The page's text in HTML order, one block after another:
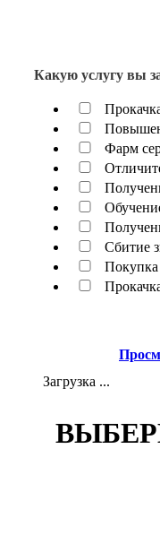
Какую услугу вы
Фарм
Сбитие
Покупка
Загрузка ...